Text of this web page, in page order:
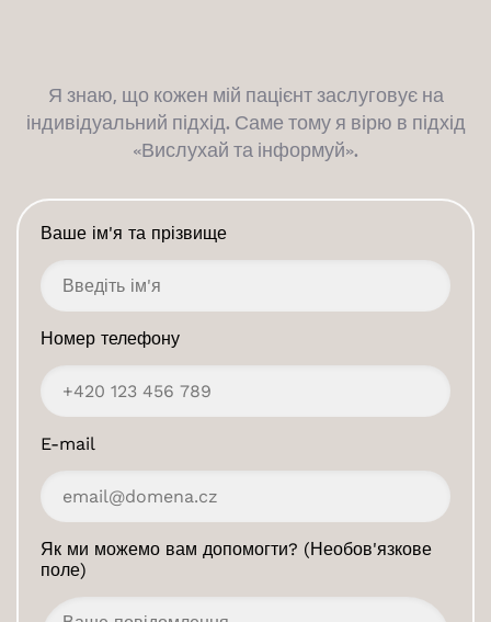
Я знаю, що кожен мій пацієнт заслуговує на
індивідуальний підхід. Саме тому я вірю в підхід
«Вислухай та інформуй».
Ваше ім'я та прізвище
Номер телефону
E-mail
Як ми можемо вам допомогти? (Необов'язкове
поле)